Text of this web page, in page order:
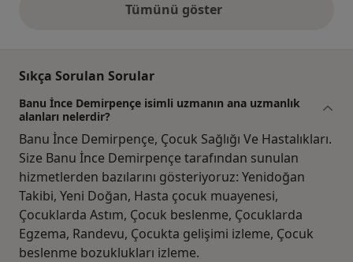
Tümünü gösteryukarıdaki görüşler
Sıkça Sorulan Sorular
Banu İnce Demirpençe isimli uzmanın ana uzmanlık
alanları nelerdir?
Banu İnce Demirpençe, Çocuk Sağlığı Ve Hastalıkları.
Size Banu İnce Demirpençe tarafından sunulan
hizmetlerden bazılarını gösteriyoruz: Yenidoğan
Takibi, Yeni Doğan, Hasta çocuk muayenesi,
Çocuklarda Astım, Çocuk beslenme, Çocuklarda
Egzema, Randevu, Çocukta gelişimi izleme, Çocuk
beslenme bozuklukları izleme.